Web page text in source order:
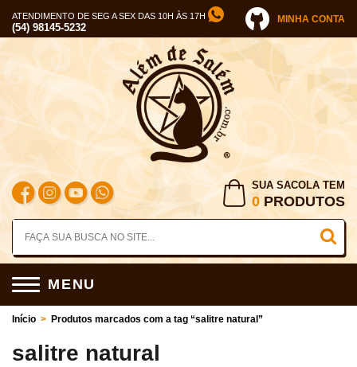
ATENDIMENTO DE SEG A SEX DAS 10H ÀS 17H
(54) 98145-5232
MINHA CONTA
SUA SACOLA TEM
0 PRODUTOS
MENU
Início > Produtos marcados com a tag “salitre natural”
salitre natural